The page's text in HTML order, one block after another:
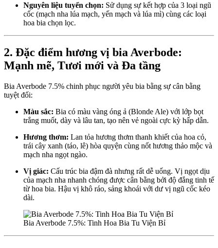
Nguyên liệu tuyển chọn: Sử dụng sự kết hợp của 3 loại ngũ
cốc (mạch nha lúa mạch, yến mạch và lúa mì) cùng các loại
hoa bia chọn lọc.
2. Đặc điểm hương vị bia Averbode:
Mạnh mẽ, Tươi mới và Đa tầng
Bia Averbode 7.5% chinh phục người yêu bia bằng sự cân bằng
tuyệt đối:
Màu sắc: Bia có màu vàng óng ả (Blonde Ale) với lớp bọt
trắng muốt, dày và lâu tan, tạo nên vẻ ngoài cực kỳ hấp dẫn.
Hương thơm: Lan tỏa hương thơm thanh khiết của hoa cỏ,
trái cây xanh (táo, lê) hòa quyện cùng nốt hương thảo mộc và
mạch nha ngọt ngào.
Vị giác: Cấu trúc bia đậm đà nhưng rất dễ uống. Vị ngọt dịu
của mạch nha nhanh chóng được cân bằng bởi độ đắng tinh tế
từ hoa bia. Hậu vị khô ráo, sảng khoái với dư vị ngũ cốc kéo
dài.
Bia Averbode 7.5%: Tinh Hoa Bia Tu Viện Bỉ